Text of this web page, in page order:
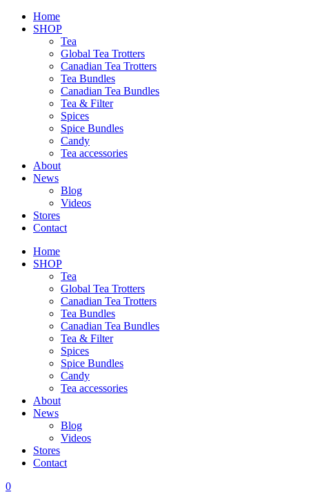
Home
SHOP
Tea
Global Tea Trotters
Canadian Tea Trotters
Tea Bundles
Canadian Tea Bundles
Tea & Filter
Spices
Spice Bundles
Candy
Tea accessories
About
News
Blog
Videos
Stores
Contact
Home
SHOP
Tea
Global Tea Trotters
Canadian Tea Trotters
Tea Bundles
Canadian Tea Bundles
Tea & Filter
Spices
Spice Bundles
Candy
Tea accessories
About
News
Blog
Videos
Stores
Contact
0